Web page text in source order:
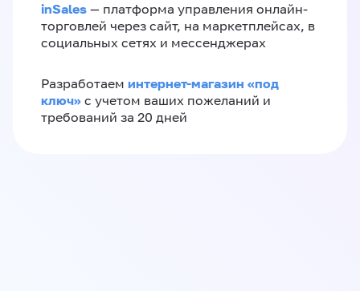
inSales — платформа управления онлайн-
торговлей через сайт, на маркетплейсах, в
социальных сетях и мессенджерах
Разработаем интернет-магазин «‎под
ключ»‎ с учетом ваших пожеланий и
требований за 20 дней